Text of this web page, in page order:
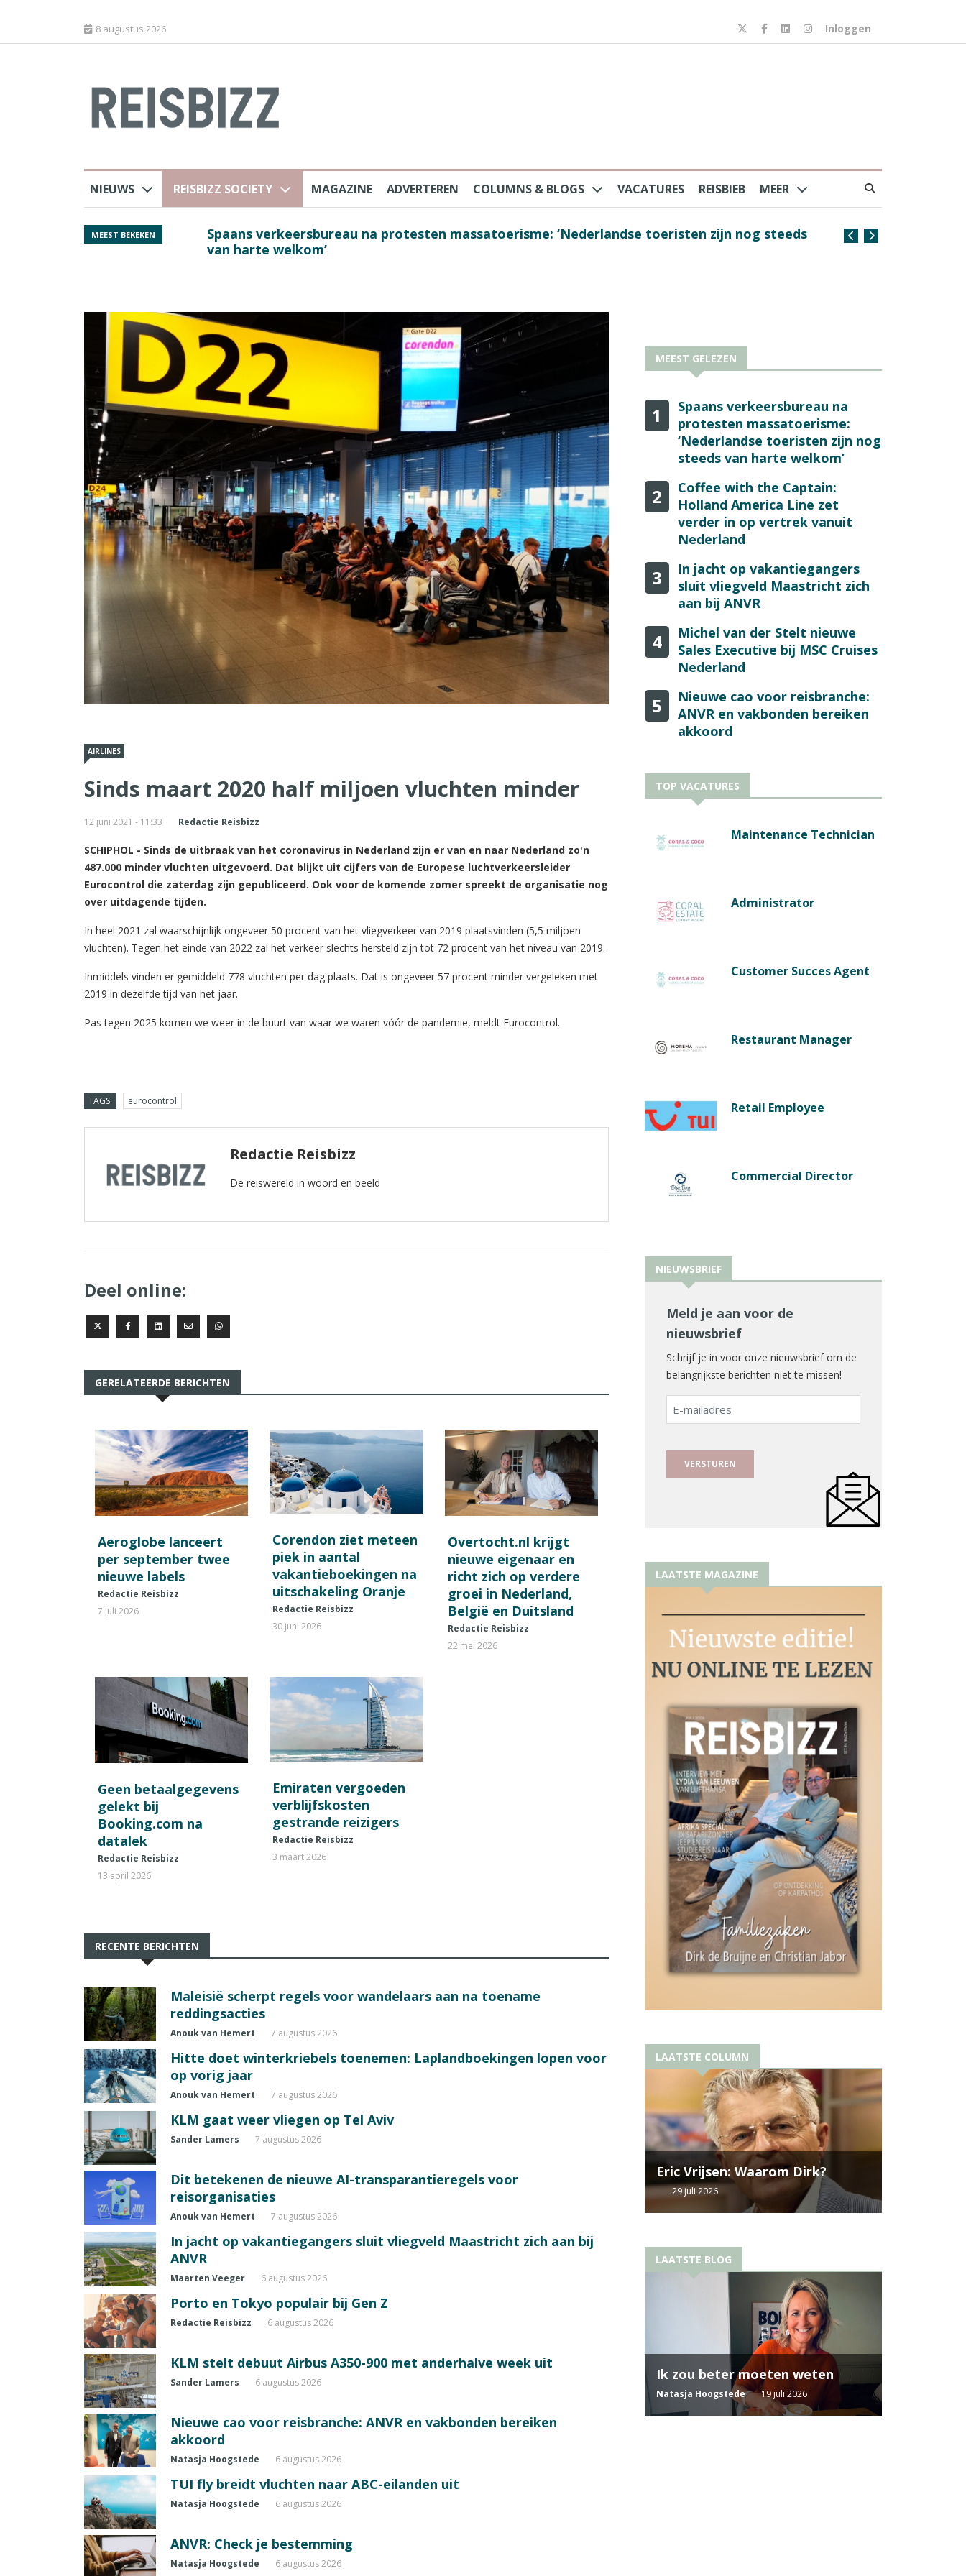
8 augustus 2026 Inloggen
NIEUWS REISBIZZ SOCIETY MAGAZINE ADVERTEREN COLUMNS & BLOGS VACATURES REISBIEB MEER
MEEST BEKEKEN
Spaans verkeersbureau na protesten massatoerisme: ‘Nederlandse toeristen zijn nog steeds
van harte welkom’
Coffee with the
AIRLINES
Sinds maart 2020 half miljoen vluchten minder
12 juni 2021 - 11:33 Redactie Reisbizz
SCHIPHOL - Sinds de uitbraak van het coronavirus in Nederland zijn er van en naar Nederland zo'n
487.000 minder vluchten uitgevoerd. Dat blijkt uit cijfers van de Europese luchtverkeersleider
Eurocontrol die zaterdag zijn gepubliceerd. Ook voor de komende zomer spreekt de organisatie nog
over uitdagende tijden.
In heel 2021 zal waarschijnlijk ongeveer 50 procent van het vliegverkeer van 2019 plaatsvinden (5,5 miljoen
vluchten). Tegen het einde van 2022 zal het verkeer slechts hersteld zijn tot 72 procent van het niveau van 2019.
Inmiddels vinden er gemiddeld 778 vluchten per dag plaats. Dat is ongeveer 57 procent minder vergeleken met
2019 in dezelfde tijd van het jaar.
Pas tegen 2025 komen we weer in de buurt van waar we waren vóór de pandemie, meldt Eurocontrol.
TAGS: eurocontrol
Redactie Reisbizz
De reiswereld in woord en beeld
Deel online:
GERELATEERDE BERICHTEN
Aeroglobe lanceert
per september twee
nieuwe labels
Redactie Reisbizz
7 juli 2026
Corendon ziet meteen
piek in aantal
vakantieboekingen na
uitschakeling Oranje
Redactie Reisbizz
30 juni 2026
Overtocht.nl krijgt
nieuwe eigenaar en
richt zich op verdere
groei in Nederland,
België en Duitsland
Redactie Reisbizz
22 mei 2026
Geen betaalgegevens
gelekt bij
Booking.com na
datalek
Redactie Reisbizz
13 april 2026
Emiraten vergoeden
verblijfskosten
gestrande reizigers
Redactie Reisbizz
3 maart 2026
RECENTE BERICHTEN
Maleisië scherpt regels voor wandelaars aan na toename
reddingsacties
Anouk van Hemert 7 augustus 2026
Hitte doet winterkriebels toenemen: Laplandboekingen lopen voor
op vorig jaar
Anouk van Hemert 7 augustus 2026
KLM gaat weer vliegen op Tel Aviv
Sander Lamers 7 augustus 2026
Dit betekenen de nieuwe AI-transparantieregels voor
reisorganisaties
Anouk van Hemert 7 augustus 2026
In jacht op vakantiegangers sluit vliegveld Maastricht zich aan bij
ANVR
Maarten Veeger 6 augustus 2026
Porto en Tokyo populair bij Gen Z
Redactie Reisbizz 6 augustus 2026
KLM stelt debuut Airbus A350-900 met anderhalve week uit
Sander Lamers 6 augustus 2026
Nieuwe cao voor reisbranche: ANVR en vakbonden bereiken
akkoord
Natasja Hoogstede 6 augustus 2026
TUI fly breidt vluchten naar ABC-eilanden uit
Natasja Hoogstede 6 augustus 2026
ANVR: Check je bestemming
Natasja Hoogstede 6 augustus 2026
MEEST GELEZEN
1
Spaans verkeersbureau na
protesten massatoerisme:
‘Nederlandse toeristen zijn nog
steeds van harte welkom’
2
Coffee with the Captain:
Holland America Line zet
verder in op vertrek vanuit
Nederland
3
In jacht op vakantiegangers
sluit vliegveld Maastricht zich
aan bij ANVR
4
Michel van der Stelt nieuwe
Sales Executive bij MSC Cruises
Nederland
5
Nieuwe cao voor reisbranche:
ANVR en vakbonden bereiken
akkoord
TOP VACATURES
Maintenance Technician
Administrator
Customer Succes Agent
Restaurant Manager
Retail Employee
Commercial Director
NIEUWSBRIEF
Meld je aan voor de
nieuwsbrief
Schrijf je in voor onze nieuwsbrief om de
belangrijkste berichten niet te missen!
E-
mailadres
LAATSTE MAGAZINE
LAATSTE COLUMN
Eric Vrijsen: Waarom Dirk?
29 juli 2026
LAATSTE BLOG
Ik zou beter moeten weten
Natasja Hoogstede 19 juli 2026